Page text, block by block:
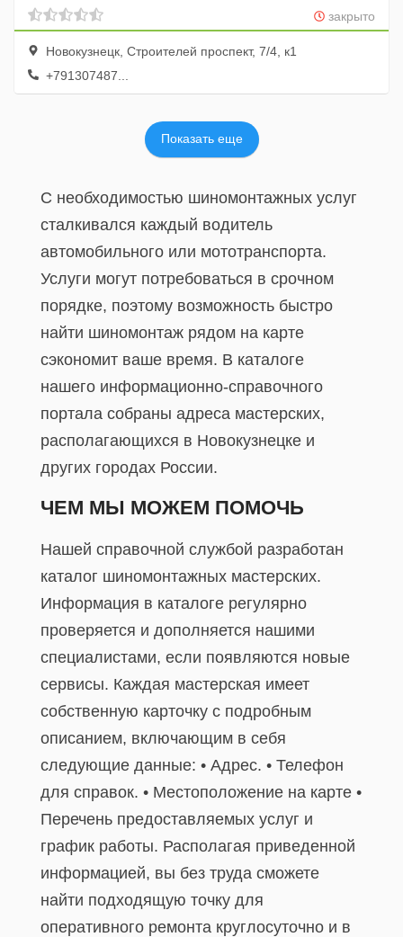
закрыто
Новокузнецк, Строителей проспект, 7/4, к1
+791307487...
Показать еще
С необходимостью шиномонтажных услуг
сталкивался каждый водитель
автомобильного или мототранспорта.
Услуги могут потребоваться в срочном
порядке, поэтому возможность быстро
найти шиномонтаж рядом на карте
сэкономит ваше время. В каталоге
нашего информационно-справочного
портала собраны адреса мастерских,
располагающихся в Новокузнецке и
других городах России.
ЧЕМ МЫ МОЖЕМ ПОМОЧЬ
Нашей справочной службой разработан
каталог шиномонтажных мастерских.
Информация в каталоге регулярно
проверяется и дополняется нашими
специалистами, если появляются новые
сервисы. Каждая мастерская имеет
собственную карточку с подробным
описанием, включающим в себя
следующие данные: • Адрес. • Телефон
для справок. • Местоположение на карте •
Перечень предоставляемых услуг и
график работы. Располагая приведенной
информацией, вы без труда сможете
найти подходящую точку для
оперативного ремонта круглосуточно и в